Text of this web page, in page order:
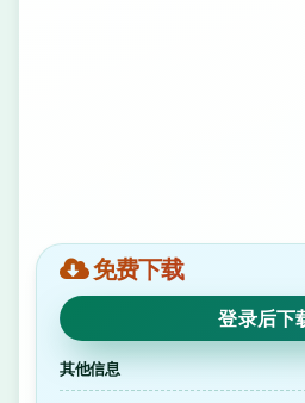
免费下载
登录后下
其他信息